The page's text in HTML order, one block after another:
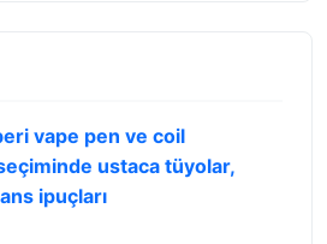
vape pen ve coil
ustaca tüyolar,
ipuçları